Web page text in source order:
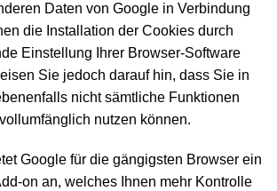
Daten von Google in Verbindung
die Installation der Cookies durch
Einstellung Ihrer Browser-Software
Sie jedoch darauf hin, dass Sie in
nicht sämtliche Funktionen
nutzen können.
Google für die gängigsten Browser ein
on an, welches Ihnen mehr Kontrolle